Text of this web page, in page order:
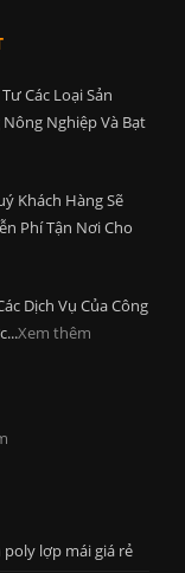
Các Loại Sản
Nghiệp Và Bạt
Khách Hàng Sẽ
Phí Tận Nơi Cho
Dịch Vụ Của Công
Xem thêm
lợp mái giá rẻ